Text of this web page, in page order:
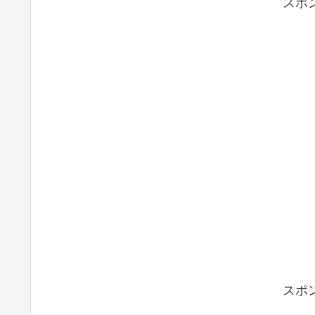
スポ
スポ